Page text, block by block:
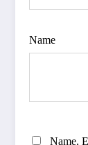
Name
Name,